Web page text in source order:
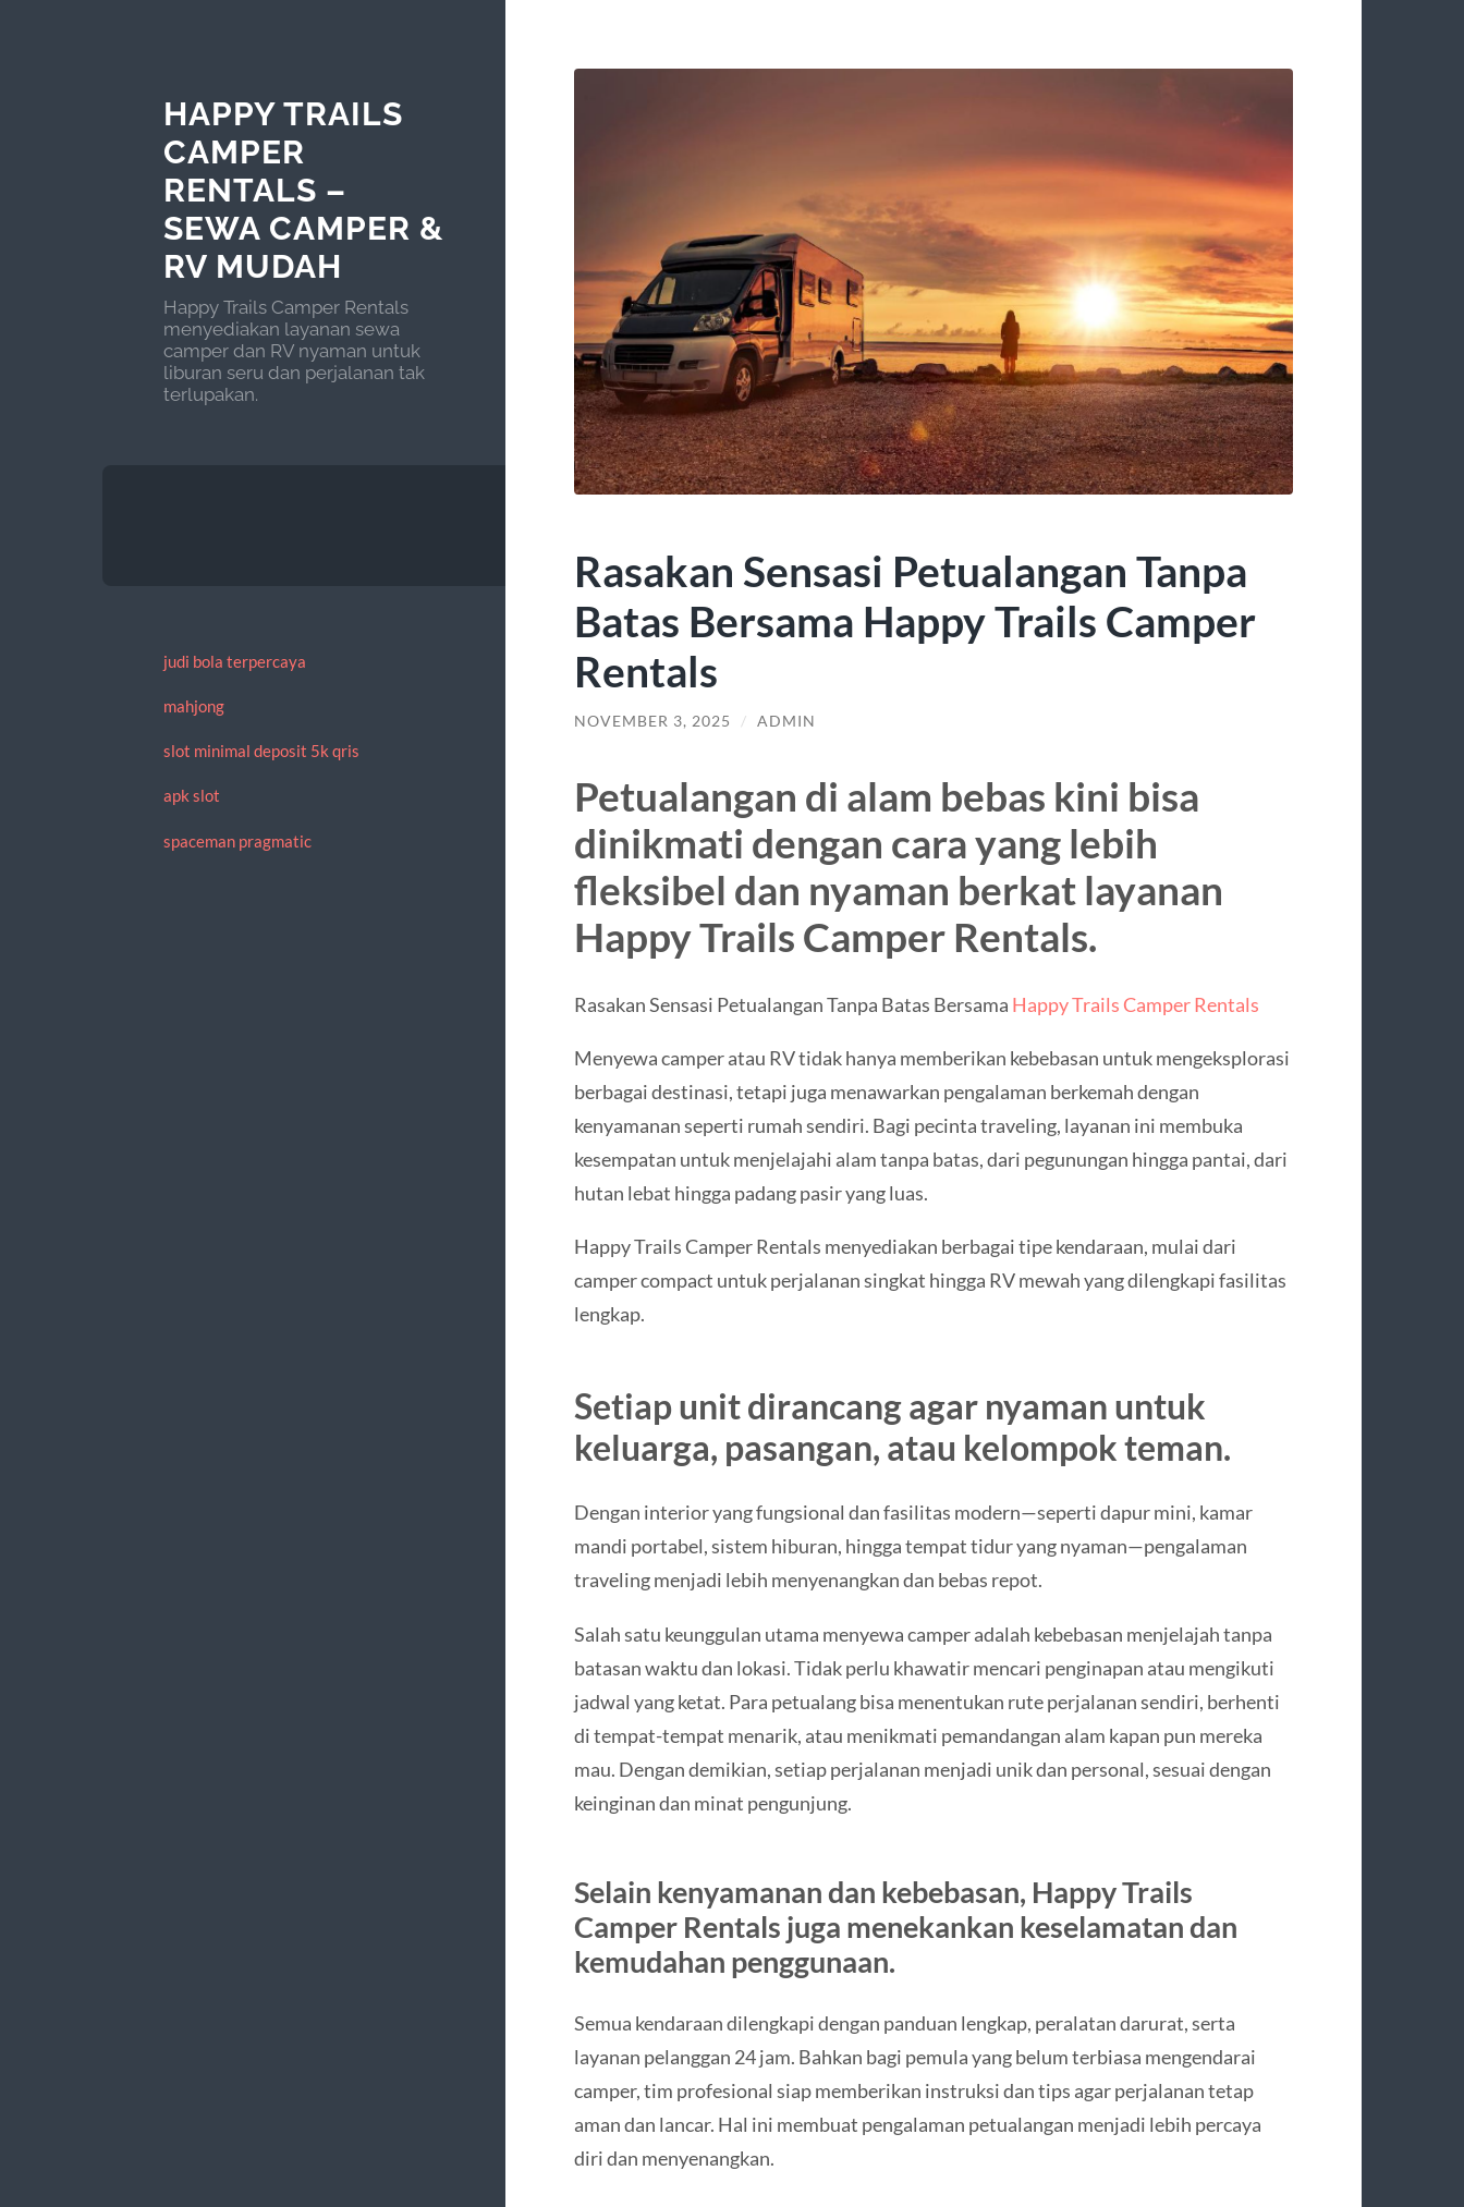
HAPPY TRAILS
CAMPER
RENTALS –
SEWA CAMPER &
RV MUDAH
Happy Trails Camper Rentals
menyediakan layanan sewa
camper dan RV nyaman untuk
liburan seru dan perjalanan tak
terlupakan.
judi bola terpercaya
mahjong
slot minimal deposit 5k qris
apk slot
spaceman pragmatic
Rasakan Sensasi Petualangan Tanpa
Batas Bersama Happy Trails Camper
Rentals
NOVEMBER 3, 2025 / ADMIN
Petualangan di alam bebas kini bisa
dinikmati dengan cara yang lebih
fleksibel dan nyaman berkat layanan
Happy Trails Camper Rentals.
Rasakan Sensasi Petualangan Tanpa Batas Bersama Happy Trails Camper Rentals
Menyewa camper atau RV tidak hanya memberikan kebebasan untuk mengeksplorasi
berbagai destinasi, tetapi juga menawarkan pengalaman berkemah dengan
kenyamanan seperti rumah sendiri. Bagi pecinta traveling, layanan ini membuka
kesempatan untuk menjelajahi alam tanpa batas, dari pegunungan hingga pantai, dari
hutan lebat hingga padang pasir yang luas.
Happy Trails Camper Rentals menyediakan berbagai tipe kendaraan, mulai dari
camper compact untuk perjalanan singkat hingga RV mewah yang dilengkapi fasilitas
lengkap.
Setiap unit dirancang agar nyaman untuk
keluarga, pasangan, atau kelompok teman.
Dengan interior yang fungsional dan fasilitas modern—seperti dapur mini, kamar
mandi portabel, sistem hiburan, hingga tempat tidur yang nyaman—pengalaman
traveling menjadi lebih menyenangkan dan bebas repot.
Salah satu keunggulan utama menyewa camper adalah kebebasan menjelajah tanpa
batasan waktu dan lokasi. Tidak perlu khawatir mencari penginapan atau mengikuti
jadwal yang ketat. Para petualang bisa menentukan rute perjalanan sendiri, berhenti
di tempat-tempat menarik, atau menikmati pemandangan alam kapan pun mereka
mau. Dengan demikian, setiap perjalanan menjadi unik dan personal, sesuai dengan
keinginan dan minat pengunjung.
Selain kenyamanan dan kebebasan, Happy Trails
Camper Rentals juga menekankan keselamatan dan
kemudahan penggunaan.
Semua kendaraan dilengkapi dengan panduan lengkap, peralatan darurat, serta
layanan pelanggan 24 jam. Bahkan bagi pemula yang belum terbiasa mengendarai
camper, tim profesional siap memberikan instruksi dan tips agar perjalanan tetap
aman dan lancar. Hal ini membuat pengalaman petualangan menjadi lebih percaya
diri dan menyenangkan.